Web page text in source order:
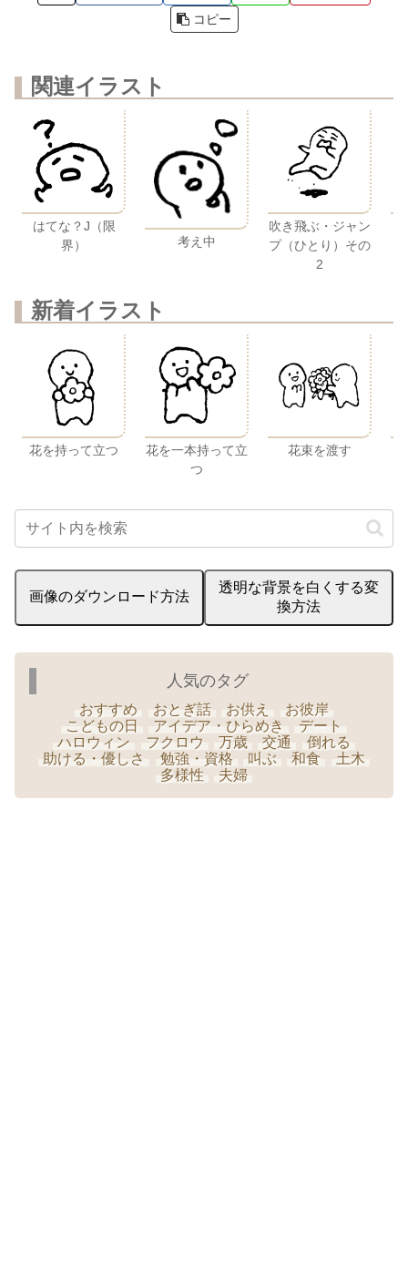
コピー
関連イラスト
はてな？J（限
界）
考え中
吹き飛ぶ・ジャン
プ（ひとり）その
2
新着イラスト
花を持って立つ
花を一本持って立
つ
花束を渡す
画像のダウンロード方法
透明な背景を白くする変
換方法
人気のタグ
おすすめ おとぎ話 お供え
お彼岸
こどもの日
アイデア・ひらめき
デート
ハロウィン
フクロウ 万歳 交通
倒れる
助ける・優しさ
勉強・資格 叫ぶ 和食
土木
多様性
夫婦